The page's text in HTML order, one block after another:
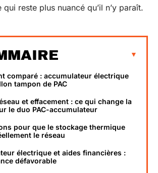
qui reste plus nuancé qu’il n’y paraît.
comparé : accumulateur électrique
tampon de PAC
et effacement : ce qui change la
le duo PAC-accumulateur
pour que le stockage thermique
le réseau
électrique et aides financières :
défavorable